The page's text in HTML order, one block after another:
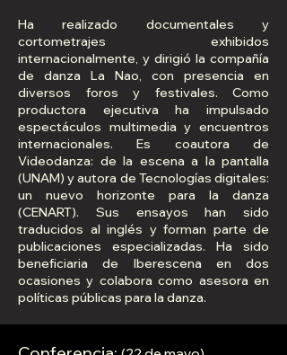
Ha realizado documentales y
cortometrajes exhibidos
internacionalmente, y dirigió la compañía
de danza La Nao, con presencia en
diversos foros y festivales. Como
productora ejecutiva ha impulsado
espectáculos multimedia y encuentros
internacionales. Es coautora de
Videodanza: de la escena a la pantalla
(UNAM) y autora de Tecnologías digitales:
un nuevo horizonte para la danza
(CENART). Sus ensayos han sido
traducidos al inglés y forman parte de
publicaciones especializadas. Ha sido
beneficiaria de Iberescena en dos
ocasiones y colabora como asesora en
políticas públicas para la danza.